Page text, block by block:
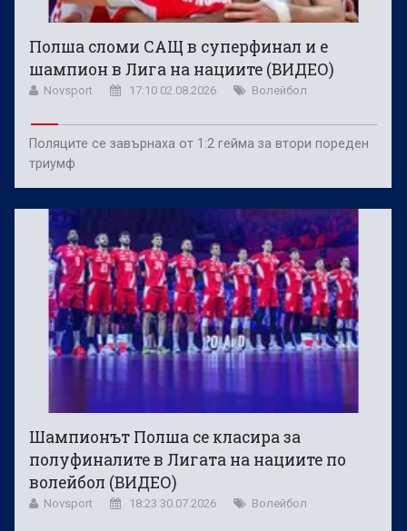
Полша сломи САЩ в суперфинал и е
шампион в Лига на нациите (ВИДЕО)
Novsport 17:10 02.08.2026 Волейбол
Поляците се завърнаха от 1:2 гейма за втори пореден
триумф
Шампионът Полша се класира за
полуфиналите в Лигата на нациите по
волейбол (ВИДЕО)
Novsport 18:23 30.07.2026 Волейбол